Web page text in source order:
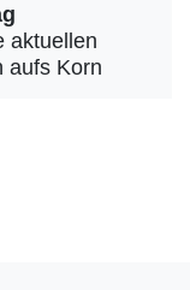
aktuellen
aufs Korn